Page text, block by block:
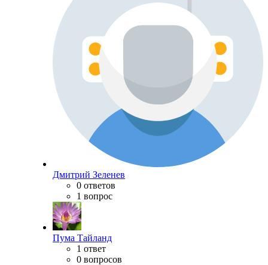
Дмитрий Зеленев
0 ответов
1 вопрос
Пума Тайланд
1 ответ
0 вопросов